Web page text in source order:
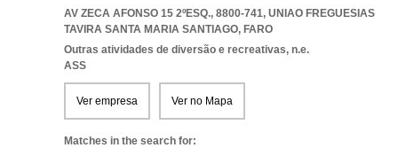
AV ZECA AFONSO 15 2ºESQ., 8800-741, UNIAO FREGUESIAS
TAVIRA SANTA MARIA SANTIAGO, FARO
Outras atividades de diversão e recreativas, n.e.
ASS
Ver empresa Ver no Mapa
Matches in the search for: